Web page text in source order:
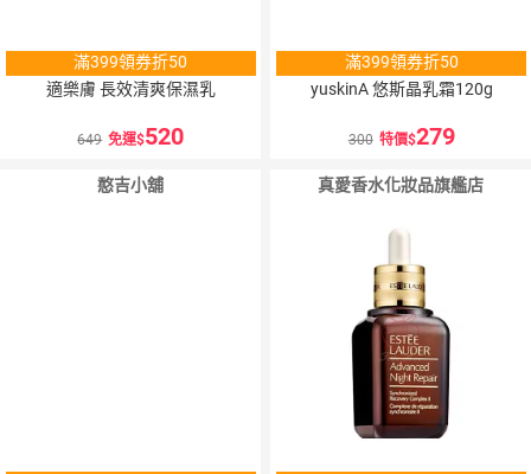
滿399領券折50
適樂膚 長效清爽保濕乳
649 免運 520
滿399領券折50
yuskinA 悠斯晶乳霜120g
300 特價 279
憨吉小舖 真愛香水化妝品旗艦店